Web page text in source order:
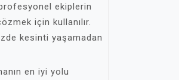
ekiplerin
için kullanılır.
kesinti yaşamadan
en iyi yolu